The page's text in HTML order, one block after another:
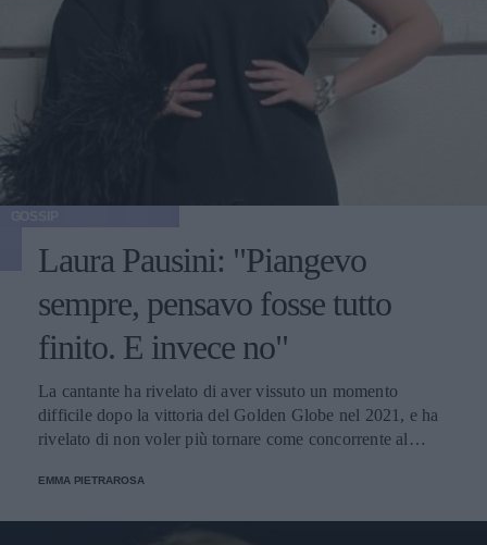
Laura Pausini: "Piangevo
sempre, pensavo fosse tutto
finito. E invece no"
La cantante ha rivelato di aver vissuto un momento
difficile dopo la vittoria del Golden Globe nel 2021, e ha
rivelato di non voler più tornare come concorrente al
EMMA PIETRAROSA